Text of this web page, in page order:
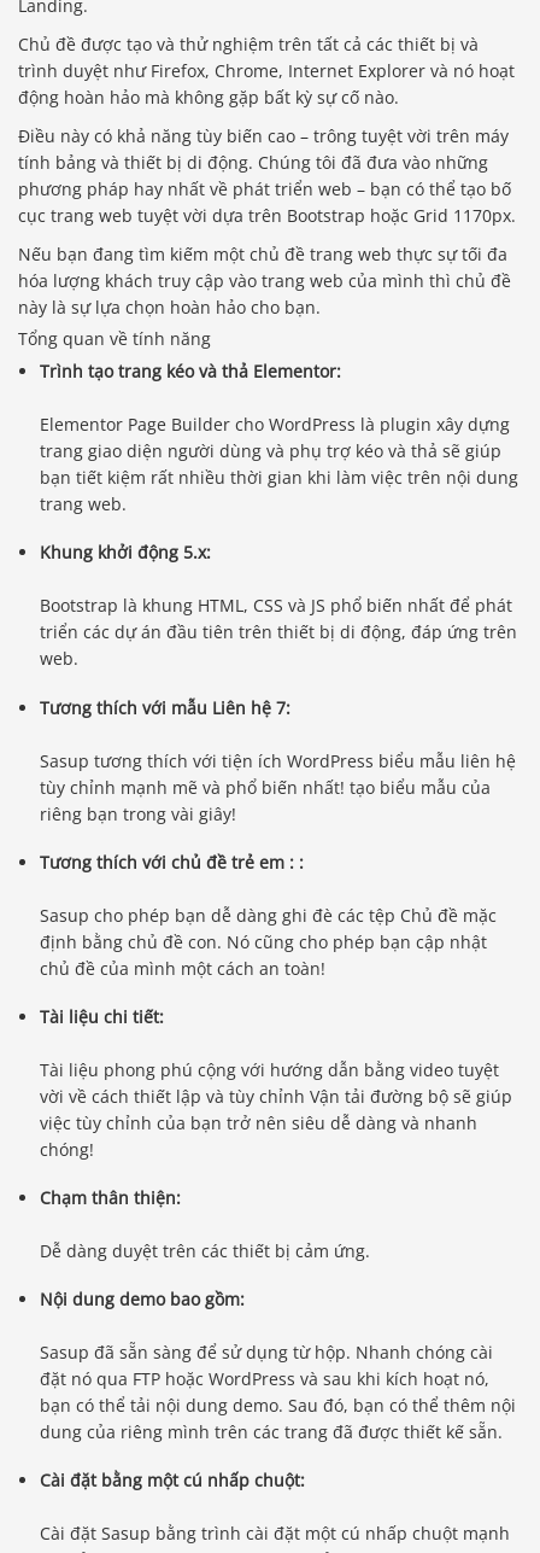
Landing.
Chủ đề được tạo và thử nghiệm trên tất cả các thiết bị và
trình duyệt như Firefox, Chrome, Internet Explorer và nó hoạt
động hoàn hảo mà không gặp bất kỳ sự cố nào.
Điều này có khả năng tùy biến cao – trông tuyệt vời trên máy
tính bảng và thiết bị di động. Chúng tôi đã đưa vào những
phương pháp hay nhất về phát triển web – bạn có thể tạo bố
cục trang web tuyệt vời dựa trên Bootstrap hoặc Grid 1170px.
Nếu bạn đang tìm kiếm một chủ đề trang web thực sự tối đa
hóa lượng khách truy cập vào trang web của mình thì chủ đề
này là sự lựa chọn hoàn hảo cho bạn.
Tổng quan về tính năng
Trình tạo trang kéo và thả Elementor:
Elementor Page Builder cho WordPress là plugin xây dựng
trang giao diện người dùng và phụ trợ kéo và thả sẽ giúp
bạn tiết kiệm rất nhiều thời gian khi làm việc trên nội dung
trang web.
Khung khởi động 5.x:
Bootstrap là khung HTML, CSS và JS phổ biến nhất để phát
triển các dự án đầu tiên trên thiết bị di động, đáp ứng trên
web.
Tương thích với mẫu Liên hệ 7:
Sasup tương thích với tiện ích WordPress biểu mẫu liên hệ
tùy chỉnh mạnh mẽ và phổ biến nhất! tạo biểu mẫu của
riêng bạn trong vài giây!
Tương thích với chủ đề trẻ em : :
Sasup cho phép bạn dễ dàng ghi đè các tệp Chủ đề mặc
định bằng chủ đề con. Nó cũng cho phép bạn cập nhật
chủ đề của mình một cách an toàn!
Tài liệu chi tiết:
Tài liệu phong phú cộng với hướng dẫn bằng video tuyệt
vời về cách thiết lập và tùy chỉnh Vận tải đường bộ sẽ giúp
việc tùy chỉnh của bạn trở nên siêu dễ dàng và nhanh
chóng!
Chạm thân thiện:
Dễ dàng duyệt trên các thiết bị cảm ứng.
Nội dung demo bao gồm:
Sasup đã sẵn sàng để sử dụng từ hộp. Nhanh chóng cài
đặt nó qua FTP hoặc WordPress và sau khi kích hoạt nó,
bạn có thể tải nội dung demo. Sau đó, bạn có thể thêm nội
dung của riêng mình trên các trang đã được thiết kế sẵn.
Cài đặt bằng một cú nhấp chuột:
Cài đặt Sasup bằng trình cài đặt một cú nhấp chuột mạnh